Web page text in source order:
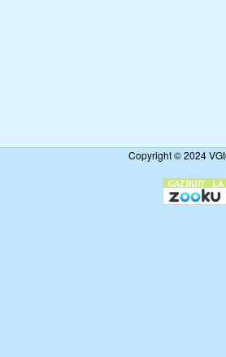
Copyright © 2024